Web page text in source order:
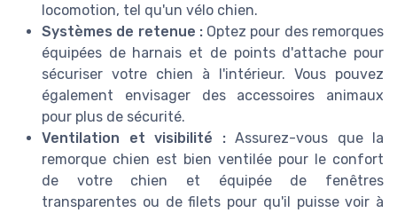
locomotion, tel qu'un vélo chien.
Systèmes de retenue : Optez pour des remorques
équipées de harnais et de points d'attache pour
sécuriser votre chien à l'intérieur. Vous pouvez
également envisager des accessoires animaux
pour plus de sécurité.
Ventilation et visibilité : Assurez-vous que la
remorque chien est bien ventilée pour le confort
de votre chien et équipée de fenêtres
transparentes ou de filets pour qu'il puisse voir à